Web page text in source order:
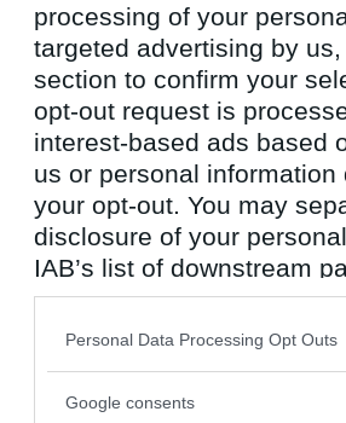
processing of your
targeted advertising by
section to confirm your
opt-out request is
interest-based ads based
us or personal
your opt-out. You may
disclosure of your
IAB’s list of downstream
also be disclosed by us
Downstream Participants
Please note that this
Personal Data Processing Opt Outs
Google consents
Antal inlägg:
11505
Greta grus
27944
Jag har en rätt ful tröja just nu.
Jag har åkt invataxi med min man idag,